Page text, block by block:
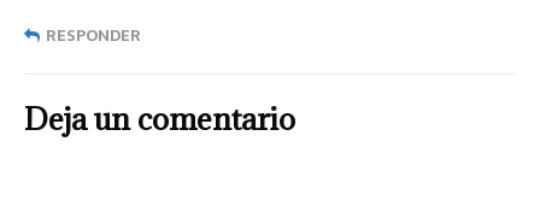
RESPONDER
Deja un comentario